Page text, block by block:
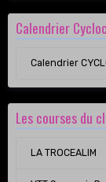
Calendrier
Calendrier
Les courses du
LA TROCEALIM